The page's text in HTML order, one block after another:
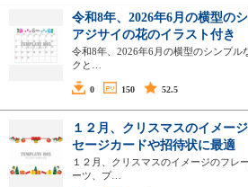
令和8年、2026年6月の横型の
アジサイの花のイラスト付き
令和8年、2026年6月の横型のシンプル
クと…
0 150 52.5
１２月、クリスマスのイメー
セージカードや招待状に最適
１２月、クリスマスのイメージのフレ
ーツ、プ…